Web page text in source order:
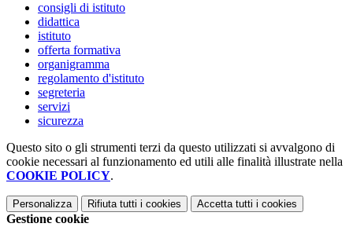
consigli di istituto
didattica
istituto
offerta formativa
organigramma
regolamento d'istituto
segreteria
servizi
sicurezza
Questo sito o gli strumenti terzi da questo utilizzati si avvalgono di
cookie necessari al funzionamento ed utili alle finalità illustrate nella
COOKIE POLICY.
Personalizza Rifiuta tutti i cookies Accetta tutti i cookies
Gestione cookie